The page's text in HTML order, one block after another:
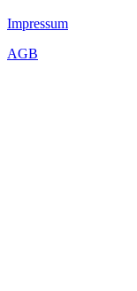
Impressum
AGB